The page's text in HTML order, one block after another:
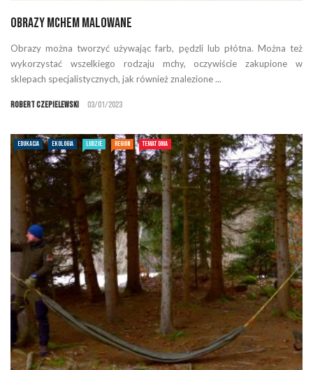
Obrazy mchem malowane
Obrazy można tworzyć używając farb, pędzli lub płótna. Można też
wykorzystać wszelkiego rodzaju mchy, oczywiście zakupione w
sklepach specjalistycznych, jak również znalezione ...
Robert Czepielewski 03/01/2023
EDUKACJA EKOLOGIA LUDZIE REGION TEMAT DNIA